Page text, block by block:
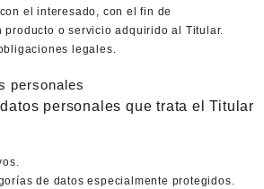
el interesado, con el fin de
producto o servicio adquirido al Titular.
legales.
personales
personales que trata el Titular
de datos especialmente protegidos.